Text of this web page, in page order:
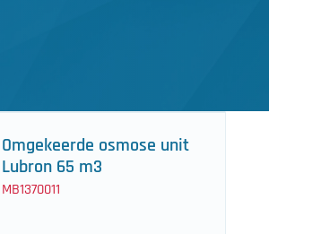
Omgekeerde osmose unit
Lubron 65 m3
MB1370011